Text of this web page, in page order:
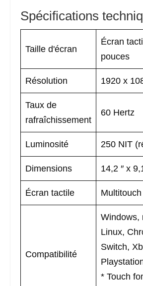
Spécifications
Taille d'écran
Écran
pouces
Résolution 1920 x
Taux de
rafraîchissement
60 Hertz
Luminosité 250 NIT
Dimensions 14,2 ″ x
Écran tactile
Compatibilité
Windows,
Linux,
Switch,
* Touch